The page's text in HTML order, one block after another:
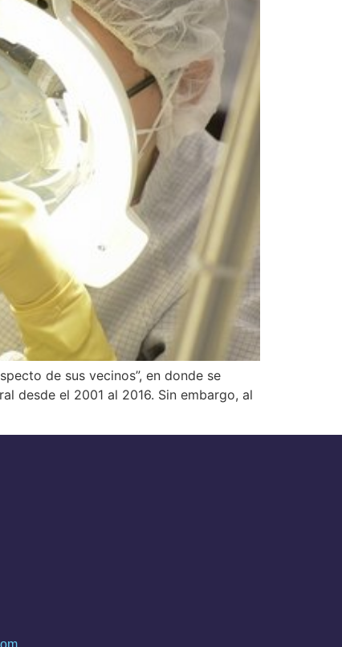
de sus vecinos”, en donde se
desde el 2001 al 2016. Sin embargo, al